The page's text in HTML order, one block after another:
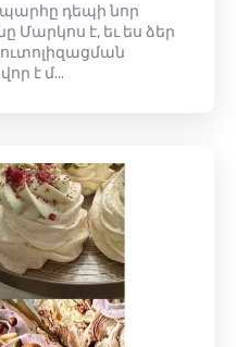
դեպի նոր
Մարկոս ​​է, եւ ես ձեր
է մ...